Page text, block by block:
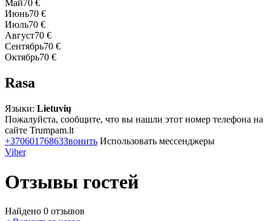
Май70 €
Июнь70 €
Июль70 €
Август70 €
Сентябрь70 €
Октябрь70 €
Rasa
Языки: Lietuvių
Пожалуйста, сообщите, что вы нашли этот номер телефона на
сайте Trumpam.lt
+37060176863Звонить Использовать мессенджеры
Viber
Отзывы гостей
Найдено 0 отзывов